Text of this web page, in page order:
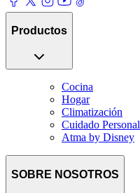
Productos
Cocina
Hogar
Climatización
Cuidado Personal
Atma by Disney
SOBRE NOSOTROS